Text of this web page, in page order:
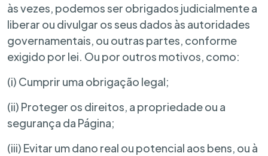
às vezes, podemos ser obrigados judicialmente a
liberar ou divulgar os seus dados às autoridades
governamentais, ou outras partes, conforme
exigido por lei. Ou por outros motivos, como:
(i) Cumprir uma obrigação legal;
(ii) Proteger os direitos, a propriedade ou a
segurança da Página;
(iii) Evitar um dano real ou potencial aos bens, ou à